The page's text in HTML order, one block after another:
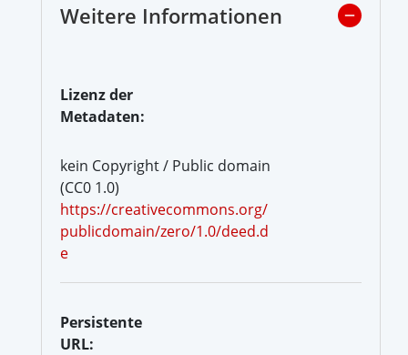
Weitere Informationen
Lizenz der
Metadaten:
kein Copyright / Public domain
(CC0 1.0)
https://creativecommons.org/
publicdomain/zero/1.0/deed.d
e
Persistente
URL: